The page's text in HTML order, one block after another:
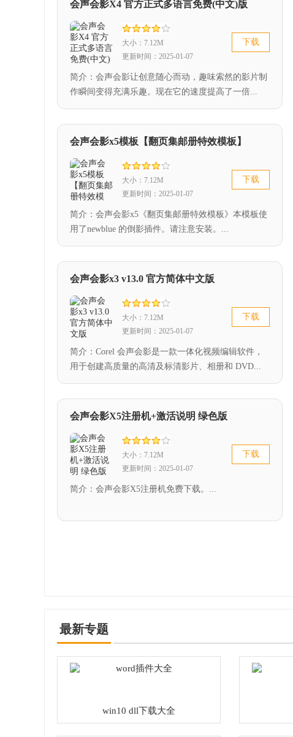
会声会影X4 官方正式多语言免费(中文)版
大小：7.12M
更新时间：2025-01-07
下载
简介：会声会影让创意随心而动，趣味索然的影片制
作瞬间变得充满乐趣。现在它的速度提高了一倍...
会声会影x5模板【翻页集邮册特效模板】
大小：7.12M
更新时间：2025-01-07
下载
简介：会声会影x5《翻页集邮册特效模板》本模板使
用了newblue 的倒影插件。请注意安装。...
会声会影x3 v13.0 官方简体中文版
大小：7.12M
更新时间：2025-01-07
下载
简介：Corel 会声会影是一款一体化视频编辑软件，
用于创建高质量的高清及标清影片、相册和 DVD...
会声会影X5注册机+激活说明 绿色版
大小：7.12M
更新时间：2025-01-07
下载
简介：会声会影X5注册机免费下载。...
最新专题
win10 dll下载大全